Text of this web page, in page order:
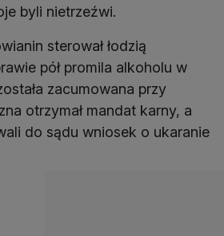
byli nietrzeźwi.
sterował łodzią
pół promila alkoholu w
zacumowana przy
otrzymał mandat karny, a
do sądu wniosek o ukaranie